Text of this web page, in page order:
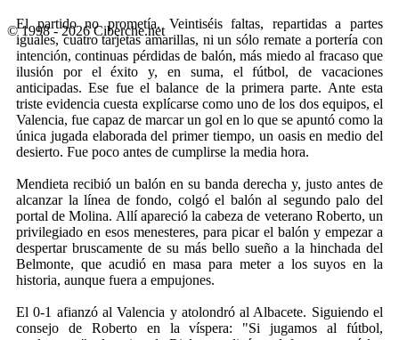
El partido no prometía. Veintiséis faltas, repartidas a partes
iguales, cuatro tarjetas amarillas, ni un sólo remate a portería con
intención, continuas pérdidas de balón, más miedo al fracaso que
ilusión por el éxito y, en suma, el fútbol, de vacaciones
anticipadas. Ese fue el balance de la primera parte. Ante esta
triste evidencia cuesta explícarse como uno de los dos equipos, el
Valencia, fue capaz de marcar un gol en lo que se apuntó como la
única jugada elaborada del primer tiempo, un oasis en medio del
desierto. Fue poco antes de cumplirse la media hora.
Mendieta recibió un balón en su banda derecha y, justo antes de
alcanzar la línea de fondo, colgó el balón al segundo palo del
portal de Molina. Allí apareció la cabeza de veterano Roberto, un
privilegiado en esos menesteres, para picar el balón y empezar a
despertar bruscamente de su más bello sueño a la hinchada del
Belmonte, que acudió en masa para meter a los suyos en la
historia, aunque fuera a empujones.
El 0-1 afianzó al Valencia y atolondró al Albacete. Siguiendo el
consejo de Roberto en la víspera: "Si jugamos al fútbol,
© 1998 - 2026 Ciberche.net